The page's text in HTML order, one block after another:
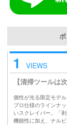
1
VIEWS
【清掃ツールは
個性が光る限定モデ
プロ仕様のラインナ
いスクレイパー。「
機能性に加え、ナルビ